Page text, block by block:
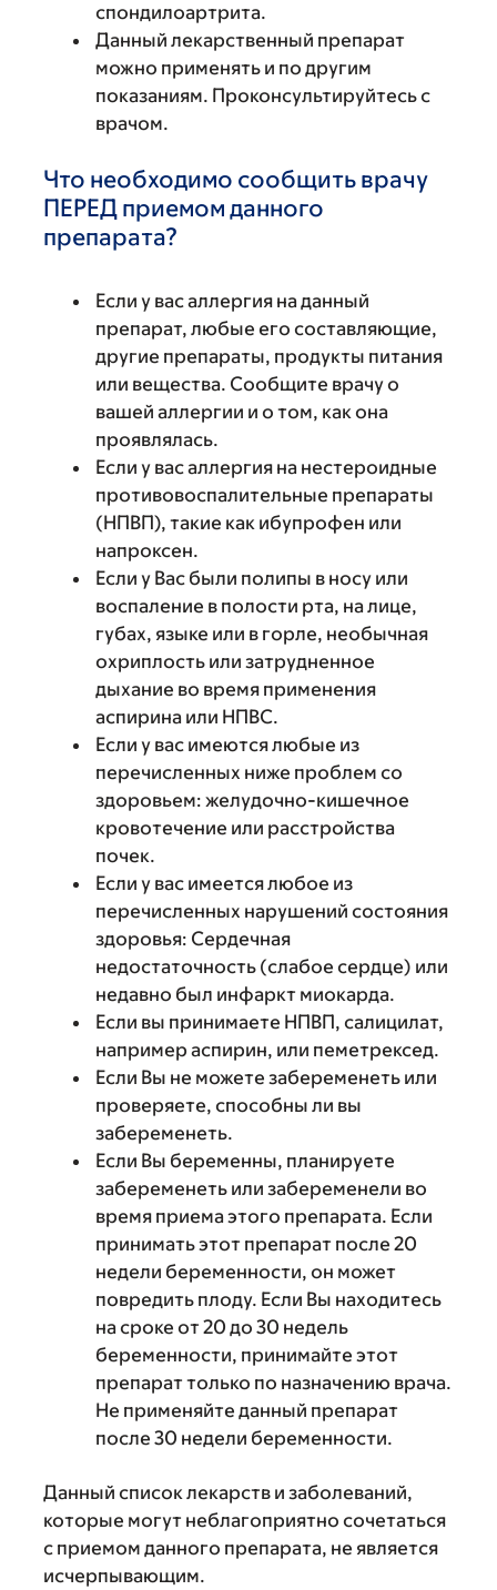
спондилоартрита.
Данный лекарственный препарат
можно применять и по другим
показаниям. Проконсультируйтесь с
врачом.
Что необходимо сообщить врачу
ПЕРЕД приемом данного
препарата?
Если у вас аллергия на данный
препарат, любые его составляющие,
другие препараты, продукты питания
или вещества. Сообщите врачу о
вашей аллергии и о том, как она
проявлялась.
Если у вас аллергия на нестероидные
противовоспалительные препараты
(НПВП), такие как ибупрофен или
напроксен.
Если у Вас были полипы в носу или
воспаление в полости рта, на лице,
губах, языке или в горле, необычная
охриплость или затрудненное
дыхание во время применения
аспирина или НПВС.
Если у вас имеются любые из
перечисленных ниже проблем со
здоровьем: желудочно-кишечное
кровотечение или расстройства
почек.
Если у вас имеется любое из
перечисленных нарушений состояния
здоровья: Сердечная
недостаточность (слабое сердце) или
недавно был инфаркт миокарда.
Если вы принимаете НПВП, салицилат,
например аспирин, или пеметрексед.
Если Вы не можете забеременеть или
проверяете, способны ли вы
забеременеть.
Если Вы беременны, планируете
забеременеть или забеременели во
время приема этого препарата. Если
принимать этот препарат после 20
недели беременности, он может
повредить плоду. Если Вы находитесь
на сроке от 20 до 30 недель
беременности, принимайте этот
препарат только по назначению врача.
Не применяйте данный препарат
после 30 недели беременности.
Данный список лекарств и заболеваний,
которые могут неблагоприятно сочетаться
с приемом данного препарата, не является
исчерпывающим.